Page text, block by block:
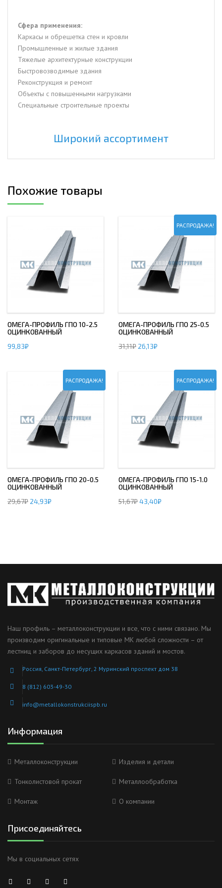
Сфера применения:
Каркасы и обрешетка стен и кровли
Промышленные и жилые здания
Тяжелые архитектурные конструкции
Быстровозводимые здания
Реконструкция и ремонт
Объекты с повышенными нагрузками
Специальные строительные проекты
Широкий ассортимент
Похожие товары
ОМЕГА-ПРОФИЛЬ ГПО 10-2.5
ОЦИНКОВАННЫЙ
99,83₽
РАСПРОДАЖА!
ОМЕГА-ПРОФИЛЬ ГПО 25-0.5
ОЦИНКОВАННЫЙ
31,11₽ 26,13₽
РАСПРОДАЖА!
ОМЕГА-ПРОФИЛЬ ГПО 20-0.5
ОЦИНКОВАННЫЙ
29,67₽ 24,93₽
РАСПРОДАЖА!
ОМЕГА-ПРОФИЛЬ ГПО 15-1.0
ОЦИНКОВАННЫЙ
51,67₽43,40₽
Наш профиль – металлоконструкции и все, что с ними связано. Мы
производим оригинальные и типовые МК любой сложности – от
лестниц и заборов до несущих каркасов зданий и мостов.
Россия, Санкт-Петербург, 2 Муринский проспект дом 38
8 (812) 603-49-30
info@metallokonstrukciispb.ru
Информация
Металлоконструкции Изделия и детали
Тонколистовой прокат Металлообработка
Монтаж О компании
Присоединяйтесь
Мы в социальных сетях